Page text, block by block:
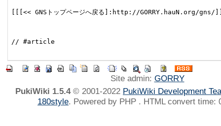
[[[<< GNSトップページへ戻る]:http://GORRY.hauN.org/gns/
Site admin: GORRY
PukiWiki 1.5.4© 2001-2022 PukiWiki Development
180style. Powered by PHP . HTML convert time: